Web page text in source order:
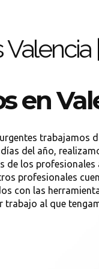
en
trabajamos
del año,
de los profesionales
profesionales
con las
trabajo al que